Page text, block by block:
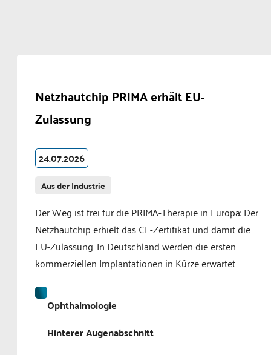
Netzhautchip PRIMA erhält EU-
Zulassung
24.07.2026
Aus der Industrie
Der Weg ist frei für die PRIMA-Therapie in Europa: Der
Netzhautchip erhielt das CE-Zertifikat und damit die
EU-Zulassung. In Deutschland werden die ersten
kommerziellen Implantationen in Kürze erwartet.
Ophthalmologie
Hinterer Augenabschnitt